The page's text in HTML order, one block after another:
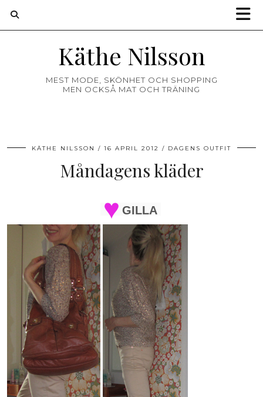
Käthe Nilsson
MEST MODE, SKÖNHET OCH SHOPPING
MEN OCKSÅ MAT OCH TRÄNING
KÄTHE NILSSON 16 APRIL 2012 DAGENS OUTFIT
Måndagens kläder
GILLA